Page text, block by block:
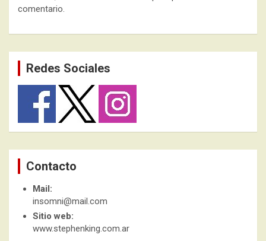
comentario.
Redes Sociales
Contacto
Mail:
insomni@mail.com
Sitio web:
www.stephenking.com.ar